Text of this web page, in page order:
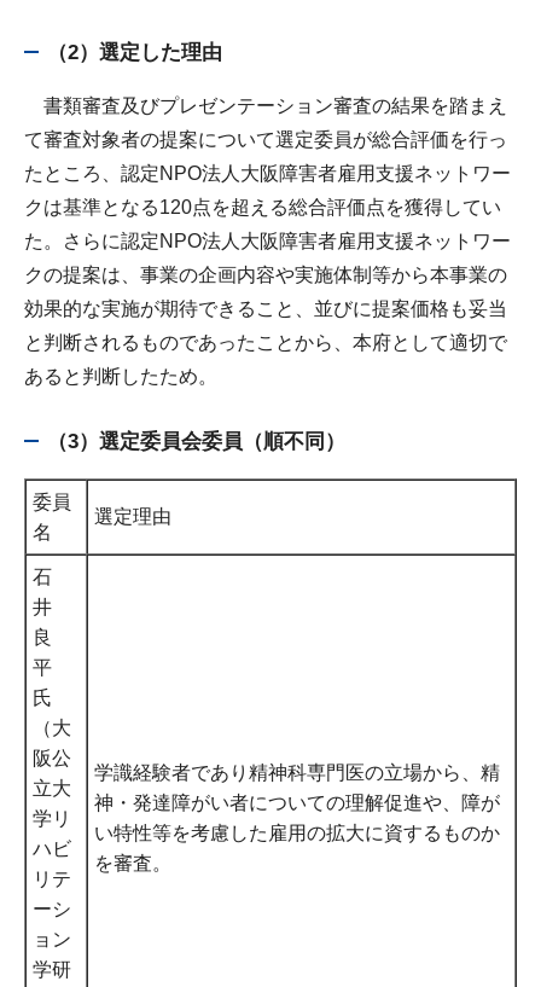
（2）選定した理由
書類審査及びプレゼンテーション審査の結果を踏まえ
て審査対象者の提案について選定委員が総合評価を行っ
たところ、認定NPO法人大阪障害者雇用支援ネットワー
クは基準となる120点を超える総合評価点を獲得してい
た。さらに認定NPO法人大阪障害者雇用支援ネットワー
クの提案は、事業の企画内容や実施体制等から本事業の
効果的な実施が期待できること、並びに提案価格も妥当
と判断されるものであったことから、本府として適切で
あると判断したため。
（3）選定委員会委員（順不同）
委員
名
選定理由
石
井
良
平
氏
（大
阪公
立大
学リ
ハビ
リテ
ーシ
ョン
学研
学識経験者であり精神科専門医の立場から、精
神・発達障がい者についての理解促進や、障が
い特性等を考慮した雇用の拡大に資するものか
を審査。